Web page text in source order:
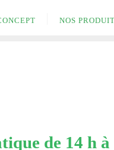
NOS
de 14 h à